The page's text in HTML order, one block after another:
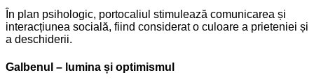
În plan psihologic, portocaliul stimulează comunicarea și
interacțiunea socială, fiind considerat o culoare a prieteniei și
a deschiderii.
Galbenul – lumina și optimismul